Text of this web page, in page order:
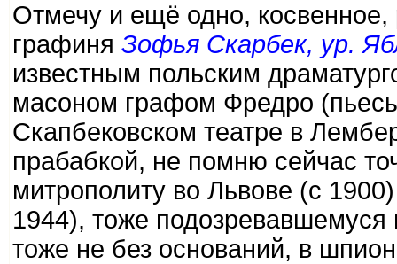
Отмечу и ещё одно,
графиня Зофья Скарбек, ур.
известным польским
масоном графом Фредро
Скапбековском театре в
прабабкой, не помню сейчас
митрополиту во Львове (с
1944), тоже
тоже не без оснований, в